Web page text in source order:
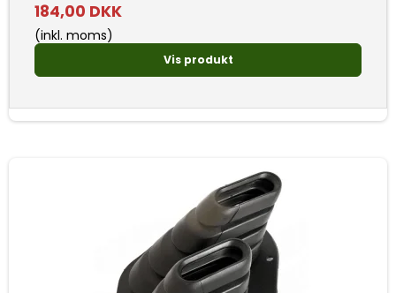
184,00 DKK
(inkl. moms)
Vis produkt